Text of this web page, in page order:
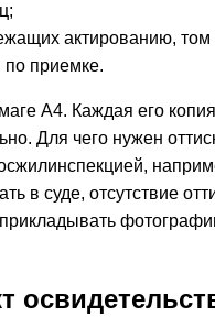
актированию, том
по приемке.
А4. Каждая его
Для чего нужен
в суде, отсутствие